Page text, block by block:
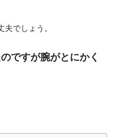
でしょう。
ですが腕がとにかく